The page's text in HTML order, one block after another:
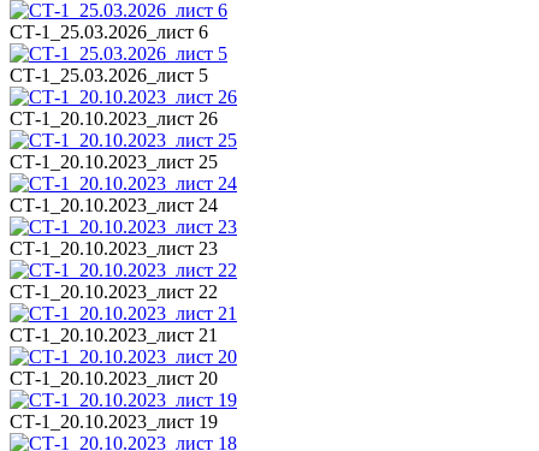
СТ-1_25.03.2026_лист 6
СТ-1_25.03.2026_лист 5
СТ-1_20.10.2023_лист 26
СТ-1_20.10.2023_лист 25
СТ-1_20.10.2023_лист 24
СТ-1_20.10.2023_лист 23
СТ-1_20.10.2023_лист 22
СТ-1_20.10.2023_лист 21
СТ-1_20.10.2023_лист 20
СТ-1_20.10.2023_лист 19